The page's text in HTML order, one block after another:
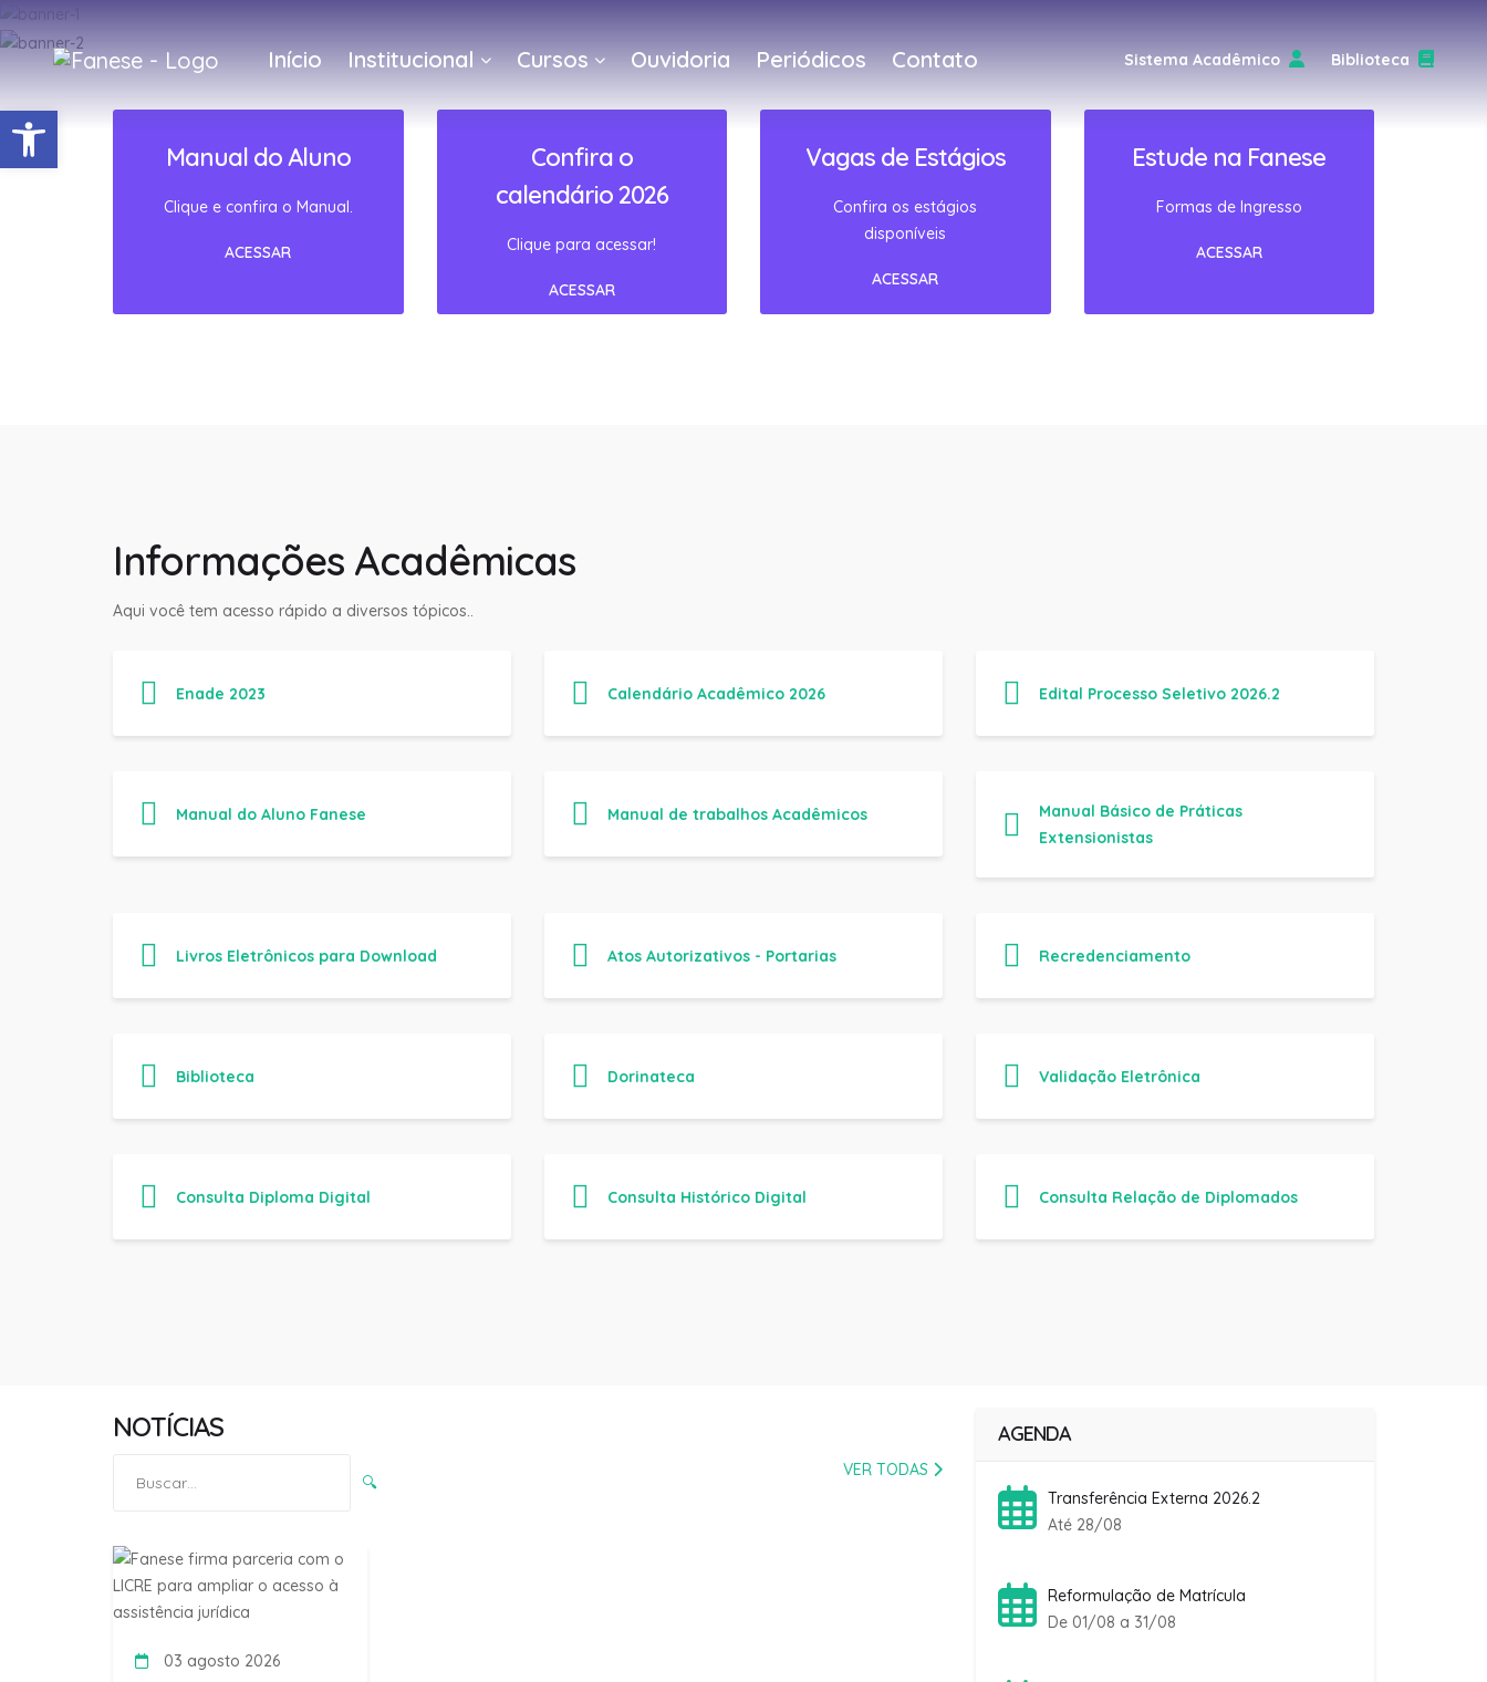
Início Institucional Cursos Ouvidoria Periódicos Contato Sistema Acadêmico Biblioteca
Manual do Aluno
Clique e confira o Manual.
ACESSAR
Confira o
calendário 2026
Clique para acessar!
ACESSAR
Vagas de Estágios
Confira os estágios
disponíveis
ACESSAR
Estude na Fanese
Formas de Ingresso
ACESSAR
Informações Acadêmicas
Aqui você tem acesso rápido a diversos tópicos..
Enade 2023 Calendário Acadêmico 2026 Edital Processo Seletivo 2026.2
Manual do Aluno Fanese Manual de trabalhos Acadêmicos
Manual Básico de Práticas
Extensionistas
Livros Eletrônicos para Download Atos Autorizativos - Portarias Recredenciamento
Biblioteca Dorinateca Validação Eletrônica
Consulta Diploma Digital Consulta Histórico Digital Consulta Relação de Diplomados
NOTÍCIAS
por:
🔍
VER TODAS
03 agosto 2026
AGENDA
Transferência Externa 2026.2
Até 28/08
Reformulação de Matrícula
De 01/08 a 31/08
Barra de Ferramentas Aberta